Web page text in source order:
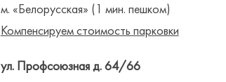
м. «Белорусская» (1 мин. пешком)
Компенсируем стоимость парковки
ул. Профсоюзная д. 64/66